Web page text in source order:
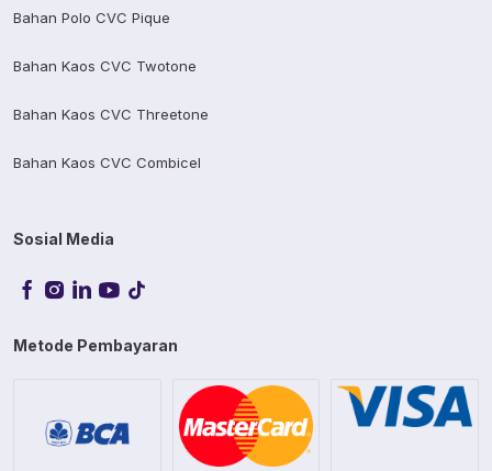
Bahan Polo CVC Pique
Bahan Kaos CVC Twotone
Bahan Kaos CVC Threetone
Bahan Kaos CVC Combicel
Sosial Media
Metode Pembayaran